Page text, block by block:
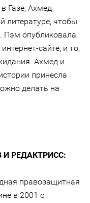
Газе, Ахмед
литературе, чтобы
Пэм опубликовала
сайте, и то,
Ахмед и
принесла
делать на
РЕДАКТРИСС:
правозащитная
в 2001 с